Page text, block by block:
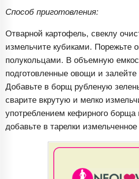
Способ приготовления:
Отварной картофель, свеклу
измельчите кубиками. Порежьте
полукольцами. В объемную
подготовленные овощи и
Добавьте в борщ рубленую
сварите вкрутую и мелко
употреблением кефирного борща
добавьте в тарелки